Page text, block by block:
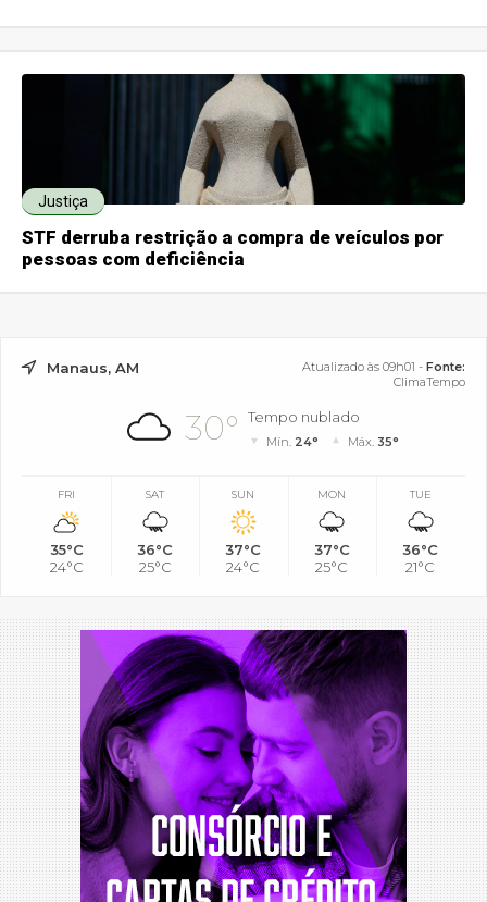
Justiça
STF derruba restrição a compra de veículos por
pessoas com deficiência
Manaus, AM Atualizado às 09h01 - Fonte:
ClimaTempo
30° Tempo nublado
Mín. 24° Máx. 35°
FRI
35°C
24°C
SAT
36°C
25°C
SUN
37°C
24°C
MON
37°C
25°C
TUE
36°C
21°C